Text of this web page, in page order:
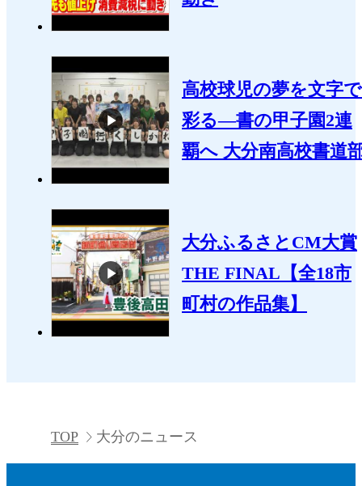
高校球児の夢を文字で
彩る―書の甲子園2連
覇へ 大分南高校書道
大分ふるさとCM大賞
THE FINAL【全18市
町村の作品集】
TOP 大分のニュース